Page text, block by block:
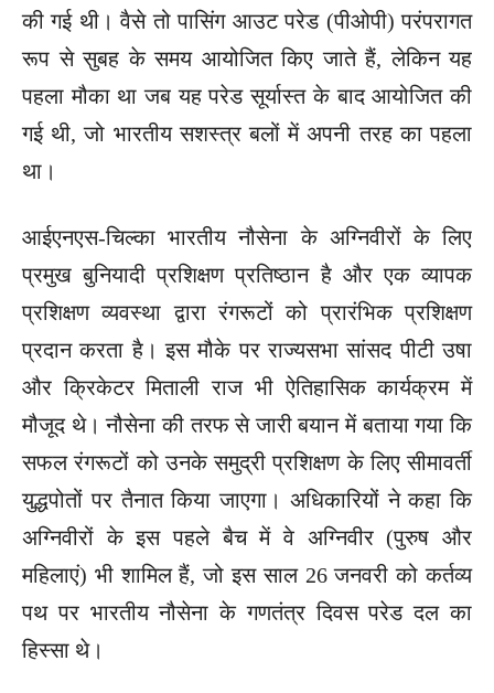
की गई थी। वैसे तो पासिंग आउट परेड (पीओपी) परंपरागत
रूप से सुबह के समय आयोजित किए जाते हैं, लेकिन यह
पहला मौका था जब यह परेड सूर्यास्त के बाद आयोजित की
गई थी, जो भारतीय सशस्त्र बलों में अपनी तरह का पहला
था।
आईएनएस-चिल्का भारतीय नौसेना के अग्निवीरों के लिए
प्रमुख बुनियादी प्रशिक्षण प्रतिष्ठान है और एक व्यापक
प्रशिक्षण व्यवस्था द्वारा रंगरूटों को प्रारंभिक प्रशिक्षण
प्रदान करता है। इस मौके पर राज्यसभा सांसद पीटी उषा
और क्रिकेटर मिताली राज भी ऐतिहासिक कार्यक्रम में
मौजूद थे। नौसेना की तरफ से जारी बयान में बताया गया कि
सफल रंगरूटों को उनके समुद्री प्रशिक्षण के लिए सीमावर्ती
युद्धपोतों पर तैनात किया जाएगा। अधिकारियों ने कहा कि
अग्निवीरों के इस पहले बैच में वे अग्निवीर (पुरुष और
महिलाएं) भी शामिल हैं, जो इस साल 26 जनवरी को कर्तव्य
पथ पर भारतीय नौसेना के गणतंत्र दिवस परेड दल का
हिस्सा थे।